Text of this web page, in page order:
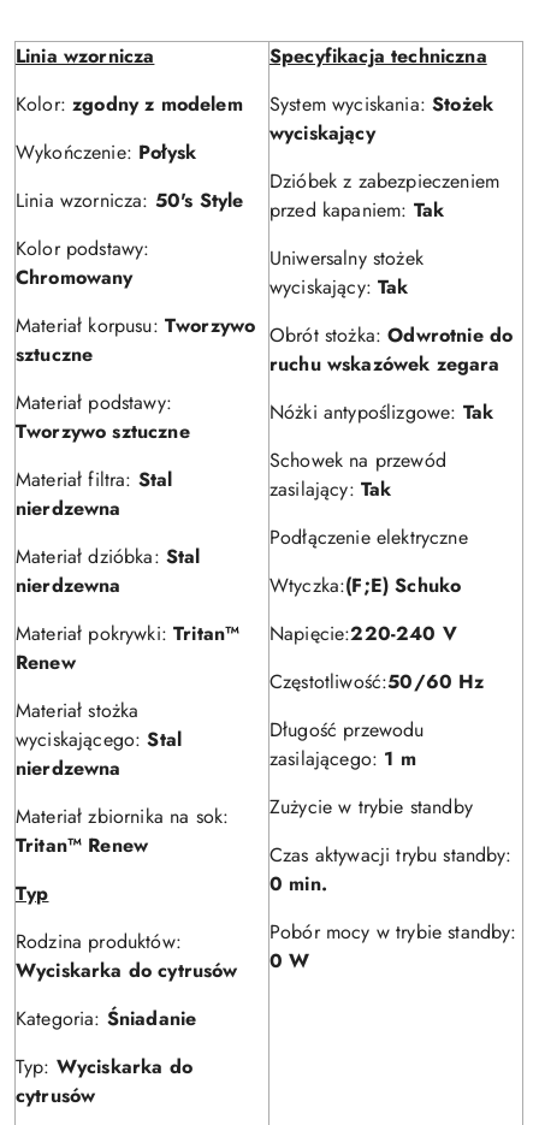
Linia wzornicza
Kolor: zgodny z modelem
Wykończenie: Połysk
Linia wzornicza: 50's Style
Kolor podstawy:
Chromowany
Materiał korpusu: Tworzywo
sztuczne
Materiał podstawy:
Tworzywo sztuczne
Materiał filtra: Stal
nierdzewna
Materiał dzióbka: Stal
nierdzewna
Materiał pokrywki:Tritan™
Renew
Materiał stożka
wyciskającego:Stal
nierdzewna
Materiał zbiornika na sok:
Tritan™ Renew
Typ
Rodzina produktów:
Wyciskarka do cytrusów
Kategoria: Śniadanie
Typ: Wyciskarka do
cytrusów
Specyfikacja techniczna
System wyciskania:Stożek
wyciskający
Dzióbek z zabezpieczeniem
przed kapaniem: Tak
Uniwersalny stożek
wyciskający:Tak
Obrót stożka:Odwrotnie do
ruchu wskazówek zegara
Nóżki antypoślizgowe: Tak
Schowek na przewód
zasilający: Tak
Podłączenie elektryczne
Wtyczka:(F;E) Schuko
Napięcie:220-240 V
Częstotliwość:50/60 Hz
Długość przewodu
zasilającego: 1 m
Zużycie w trybie standby
Czas aktywacji trybu standby:
0 min.
Pobór mocy w trybie standby:
0 W